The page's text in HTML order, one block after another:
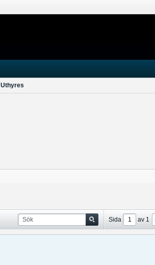
Uthyres
Sida av 1